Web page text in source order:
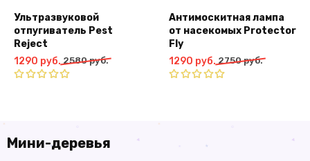
Ультразвуковой
отпугиватель Pest
Reject
2580руб.
Первоначальная
цена
1290 руб.
Текущая
цена:
Антимоскитная лампа
от насекомых Protector
Fly
2750руб.
Первоначальная
цена
1290 руб.
Текущая
цена:
Мини-деревья